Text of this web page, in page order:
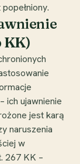
KK)
ich ujawnienie
jest karą
naruszenia
w
267 KK –